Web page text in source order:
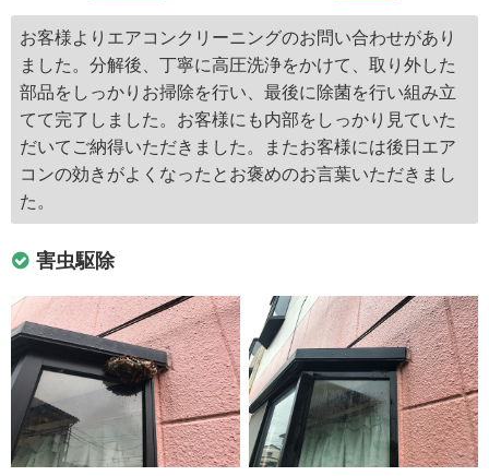
お客様よりエアコンクリーニングのお問い合わせがあり
ました。分解後、丁寧に高圧洗浄をかけて、取り外した
部品をしっかりお掃除を行い、最後に除菌を行い組み立
てて完了しました。お客様にも内部をしっかり見ていた
だいてご納得いただきました。またお客様には後日エア
コンの効きがよくなったとお褒めのお言葉いただきまし
た。
害虫駆除